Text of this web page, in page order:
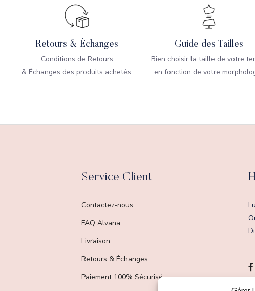
Retours & Échanges
Conditions de Retours
& Échanges des produits achetés.
Guide des Tailles
Bien choisir la taille de votre
en fonction de votre
Service Client
Contactez-nous
FAQ Alvana
Livraison
Retours & Échanges
Paiement 100% Sécurisé